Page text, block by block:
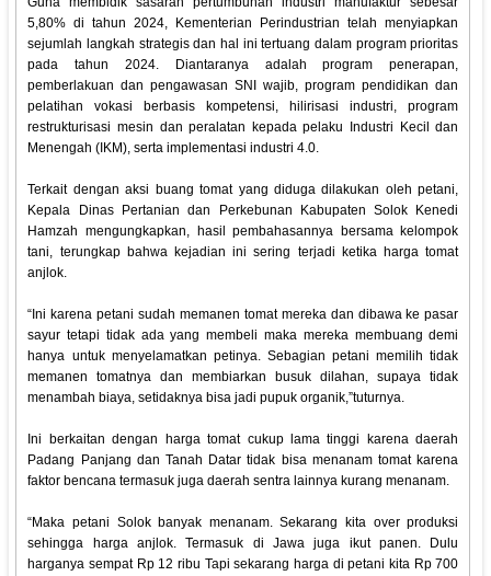
5,80% di tahun 2024, Kementerian Perindustrian telah menyiapkan
sejumlah langkah strategis dan hal ini tertuang dalam program prioritas
pada tahun 2024. Diantaranya adalah program penerapan,
pemberlakuan dan pengawasan SNI wajib, program pendidikan dan
pelatihan vokasi berbasis kompetensi, hilirisasi industri, program
restrukturisasi mesin dan peralatan kepada pelaku Industri Kecil dan
Menengah (IKM), serta implementasi industri 4.0.
Terkait dengan aksi buang tomat yang diduga dilakukan oleh petani,
Kepala Dinas Pertanian dan Perkebunan Kabupaten Solok Kenedi
Hamzah mengungkapkan, hasil pembahasannya bersama kelompok
tani, terungkap bahwa kejadian ini sering terjadi ketika harga tomat
anjlok.
“Ini karena petani sudah memanen tomat mereka dan dibawa ke pasar
sayur tetapi tidak ada yang membeli maka mereka membuang demi
hanya untuk menyelamatkan petinya. Sebagian petani memilih tidak
memanen tomatnya dan membiarkan busuk dilahan, supaya tidak
menambah biaya, setidaknya bisa jadi pupuk organik,”tuturnya.
Ini berkaitan dengan harga tomat cukup lama tinggi karena daerah
Padang Panjang dan Tanah Datar tidak bisa menanam tomat karena
faktor bencana termasuk juga daerah sentra lainnya kurang menanam.
“Maka petani Solok banyak menanam. Sekarang kita over produksi
sehingga harga anjlok. Termasuk di Jawa juga ikut panen. Dulu
harganya sempat Rp 12 ribu Tapi sekarang harga di petani kita Rp 700